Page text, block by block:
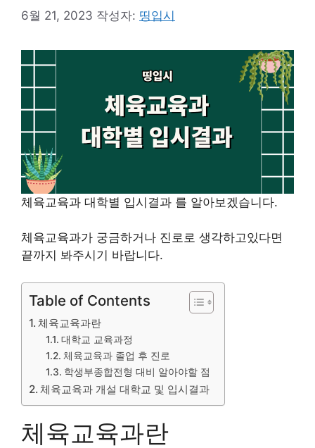
6월 21, 2023 작성자: 띵입시
체육교육과 대학별 입시결과 를 알아보겠습니다.
체육교육과가 궁금하거나 진로로 생각하고있다면
끝까지 봐주시기 바랍니다.
Table of Contents
체육교육과란
대학교 교육과정
체육교육과 졸업 후 진로
학생부종합전형 대비 알아야할 점
체육교육과 개설 대학교 및 입시결과
체육교육과란